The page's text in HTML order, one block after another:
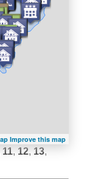
Improve this map
11, 12, 13,